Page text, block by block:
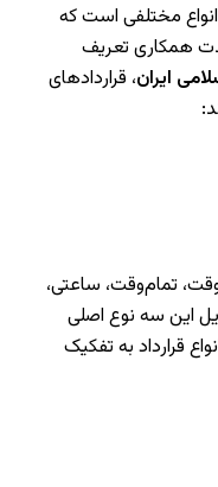
انواع مختلفی است که
همکاری تعریف
ایران، قراردادهای
تمام‌وقت، ساعتی،
این سه نوع اصلی
قرارداد به تفکیک